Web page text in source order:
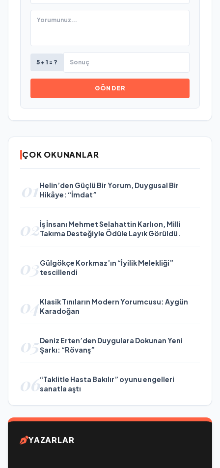
5 + 1 = ?
GÖNDER
ÇOK OKUNANLAR
01 Helin’den Güçlü Bir Yorum, Duygusal Bir
Hikâye: “İmdat”
02İş İnsanı Mehmet Selahattin Karlıon, Milli
Takıma Desteğiyle Ödüle Layık Görüldü.
03Gülgökçe Korkmaz’ın “İyilik Melekliği”
tescillendi
04Klasik Tınıların Modern Yorumcusu: Aygün
Karadoğan
05Deniz Erten’den Duygulara Dokunan Yeni
Şarkı: “Rövanş”
06“Taklitle Hasta Bakılır” oyunu engelleri
sanatla aştı
YAZARLAR